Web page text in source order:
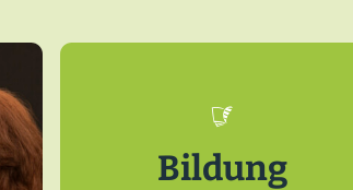
Bildung